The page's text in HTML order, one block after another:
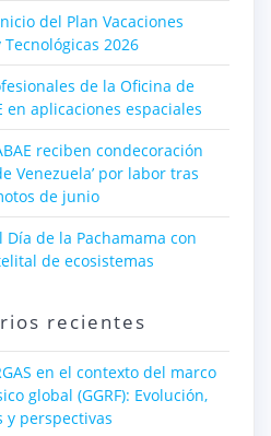
del Plan Vacaciones
2026
de la Oficina de
en aplicaciones espaciales
reciben condecoración
Venezuela’ por labor tras
de junio
Día de la Pachamama con
de ecosistemas
recientes
en el contexto del marco
global (GGRF): Evolución,
y perspectivas